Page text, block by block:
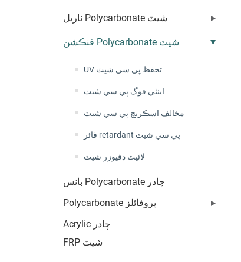
ناريل Polycarbonate شيٽ
فنڪشن Polycarbonate شيٽ
UV تحفظ پي سي شيٽ
اينٽي فوگ پي سي شيٽ
مخالف اسڪريچ پي سي شيٽ
فائر retardant پي سي شيٽ
لائيٽ ڊفيوزر شيٽ
بانس Polycarbonate چادر
Polycarbonate پروفائلز
Acrylic چادر
FRP شيٽ